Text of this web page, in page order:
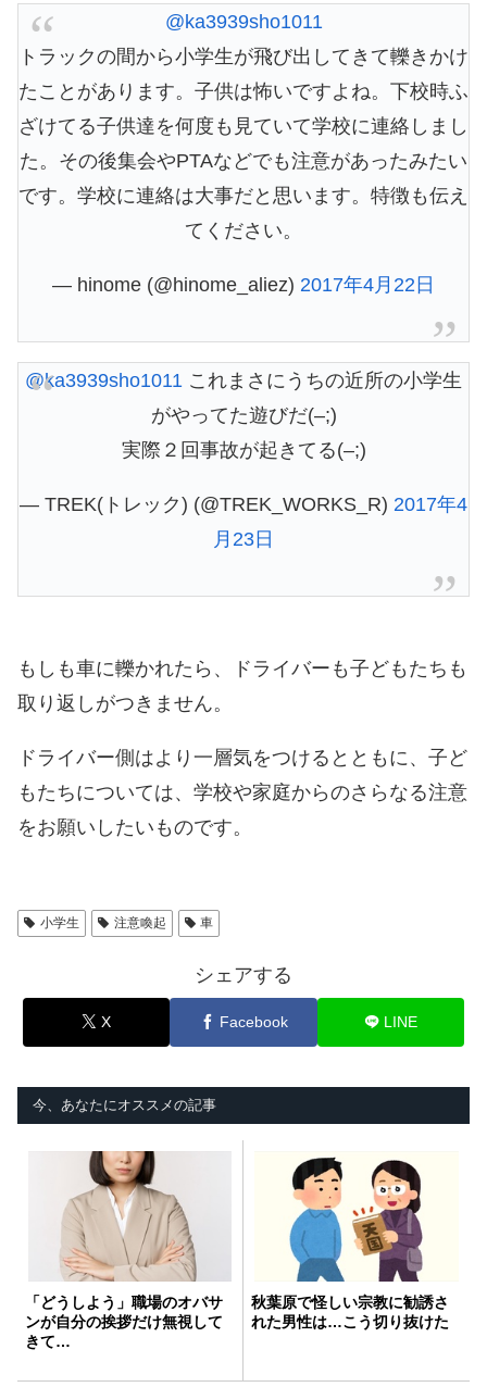
@ka3939sho1011
トラックの間から小学生が飛び出してきて轢きかけ
たことがあります。子供は怖いですよね。下校時ふ
ざけてる子供達を何度も見ていて学校に連絡しまし
た。その後集会やPTAなどでも注意があったみたい
です。学校に連絡は大事だと思います。特徴も伝え
てください。
— hinome (@hinome_aliez) 2017年4月22日
@ka3939sho1011 これまさにうちの近所の小学生
がやってた遊びだ(–;)
実際２回事故が起きてる(–;)
— TREK(トレック) (@TREK_WORKS_R) 2017年4
月23日
もしも車に轢かれたら、ドライバーも子どもたちも
取り返しがつきません。
ドライバー側はより一層気をつけるとともに、子ど
もたちについては、学校や家庭からのさらなる注意
をお願いしたいものです。
小学生 注意喚起 車
シェアする
X Facebook LINE
今、あなたにオススメの記事
「どうしよう」職場のオバサ
ンが自分の挨拶だけ無視して
きて…
秋葉原で怪しい宗教に勧誘さ
れた男性は…こう切り抜けた